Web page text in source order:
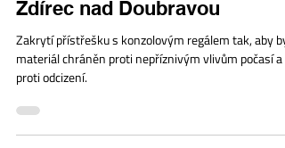
Roleta na regál firma GaH
Ždírec nad Doubravou
materiál chráněn proti nepříznivým vlivům počasí a
proti odcizení.